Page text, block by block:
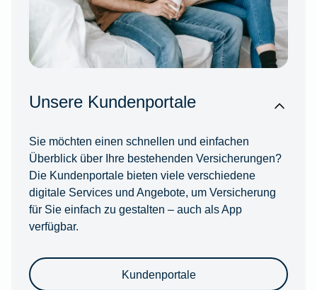
Unsere Kundenportale
Sie möchten einen schnellen und einfachen
Überblick über Ihre bestehenden Versicherungen?
Die Kundenportale bieten viele verschiedene
digitale Services und Angebote, um Versicherung
für Sie einfach zu gestalten – auch als App
verfügbar.
Kundenportale